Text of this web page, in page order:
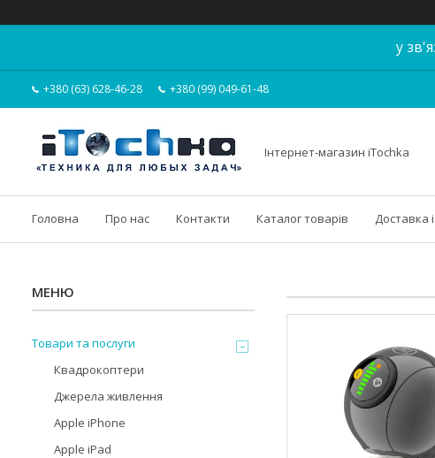
у
+380 (63) 628-46-28 +380 (99) 049-61-48
Інтернет-магазин iTochka
Головна Про нас Контакти Каталог товарів Доставка
Товари та послуги
Квадрокоптери
Джерела живлення
Apple iPhone
Apple iPad